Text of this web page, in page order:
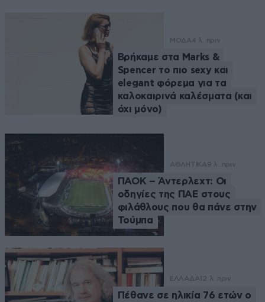
ΜΟΔΑ4 λ. πριν
Βρήκαμε στα Marks &
Spencer το πιο sexy και
elegant φόρεμα για τα
καλοκαιρινά καλέσματα (και
όχι μόνο)
ΑΘΛΗΤΙΚΑ9 λ. πριν
ΠΑΟΚ – Άντερλεχτ: Οι
οδηγίες της ΠΑΕ στους
φιλάθλους που θα πάνε στην
Τούμπα
ΕΛΛΑΔΑ 12 λ. πριν
Πέθανε σε ηλικία 76 ετών ο